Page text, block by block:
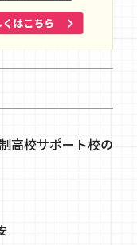
高校サポート校の